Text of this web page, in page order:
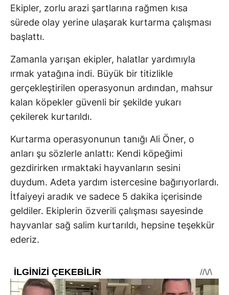
Ekipler, zorlu arazi şartlarına rağmen kısa
sürede olay yerine ulaşarak kurtarma çalışması
başlattı.
Zamanla yarışan ekipler, halatlar yardımıyla
ırmak yatağına indi. Büyük bir titizlikle
gerçekleştirilen operasyonun ardından, mahsur
kalan köpekler güvenli bir şekilde yukarı
çekilerek kurtarıldı.
Kurtarma operasyonunun tanığı Ali Öner, o
anları şu sözlerle anlattı: Kendi köpeğimi
gezdirirken ırmaktaki hayvanların sesini
duydum. Adeta yardım istercesine bağırıyorlardı.
İtfaiyeyi aradık ve sadece 5 dakika içerisinde
geldiler. Ekiplerin özverili çalışması sayesinde
hayvanlar sağ salim kurtarıldı, hepsine teşekkür
ederiz.